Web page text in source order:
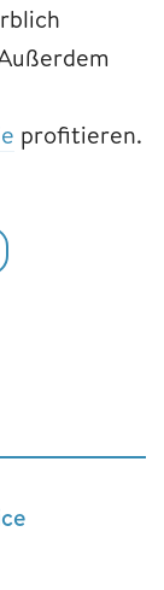
profitieren.